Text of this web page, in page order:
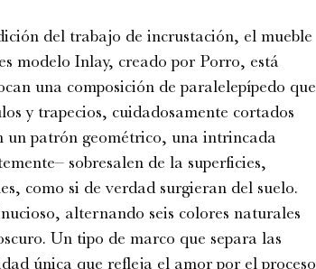
del trabajo de incrustación, el mueble
modelo Inlay, creado por Porro, está
una composición de paralelepípedo que
y trapecios, cuidadosamente cortados
un patrón geométrico, una intrincada
sobresalen de la superficies,
como si de verdad surgieran del suelo.
alternando seis colores naturales
Un tipo de marco que separa las
única que refleja el amor por el proceso